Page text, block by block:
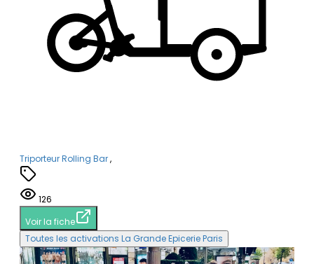
Triporteur Rolling Bar ,
126
Voir la fiche
Toutes les activations La Grande Epicerie Paris